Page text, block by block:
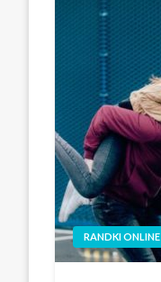
RANDKI ONLINE